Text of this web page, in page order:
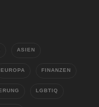
ASIEN
EUROPA FINANZEN
LGBTIQ